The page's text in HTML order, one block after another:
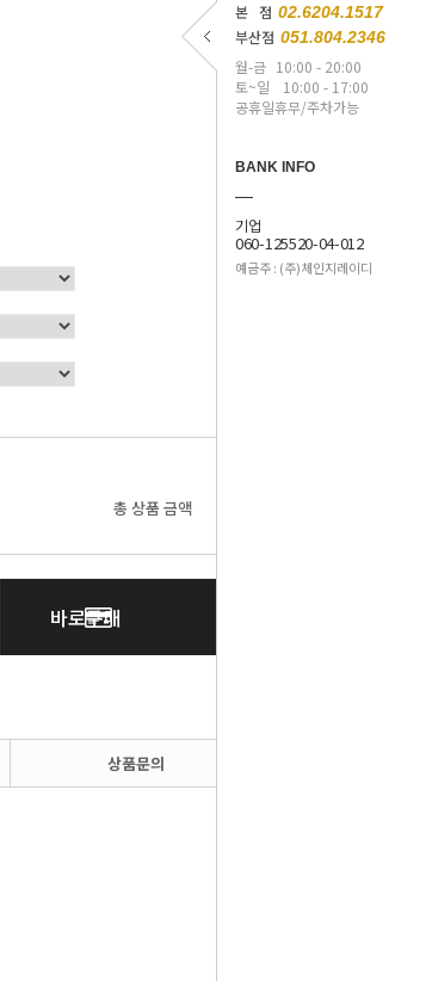
본 점 02.6204.1517
부산점 051.804.2346
월-금 10:00 - 20:00
토~일
10:00 - 17:00
공휴일휴무/주차가능
BANK INFO
기업
060-125520-04-012
예금주 : (주)체인지레이디
총 상품 금액
바로구매
상품문의